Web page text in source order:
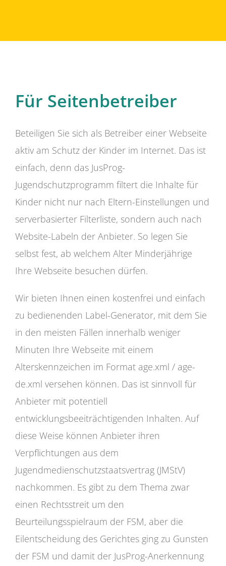
Für Seitenbetreiber
Beteiligen Sie sich als Betreiber einer Webseite
aktiv am Schutz der Kinder im Internet. Das ist
einfach, denn das JusProg-
Jugendschutzprogramm filtert die Inhalte für
Kinder nicht nur nach Eltern-Einstellungen und
serverbasierter Filterliste, sondern auch nach
Website-Labeln der Anbieter. So legen Sie
selbst fest, ab welchem Alter Minderjährige
Ihre Webseite besuchen dürfen.
Wir bieten Ihnen einen kostenfrei und einfach
zu bedienenden Label-Generator, mit dem Sie
in den meisten Fällen innerhalb weniger
Minuten Ihre Webseite mit einem
Alterskennzeichen im Format age.xml / age-
de.xml versehen können. Das ist sinnvoll für
Anbieter mit potentiell
entwicklungsbeeiträchtigenden Inhalten. Auf
diese Weise können Anbieter ihren
Verpflichtungen aus dem
Jugendmedienschutzstaatsvertrag (JMStV)
nachkommen. Es gibt zu dem Thema zwar
einen Rechtsstreit um den
Beurteilungsspielraum der FSM, aber die
Eilentscheidung des Gerichtes ging zu Gunsten
der FSM und damit der JusProg-Anerkennung